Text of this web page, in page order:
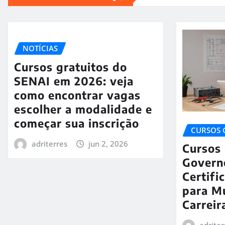
NOTÍCIAS
Cursos gratuitos do
SENAI em 2026: veja
como encontrar vagas
escolher a modalidade e
começar sua inscrição
adriterres jun 2, 2026
CURSOS
para